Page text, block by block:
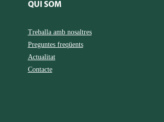
QUI SOM
Treballa amb nosaltres
Preguntes freqüents
Actualitat
Contacte